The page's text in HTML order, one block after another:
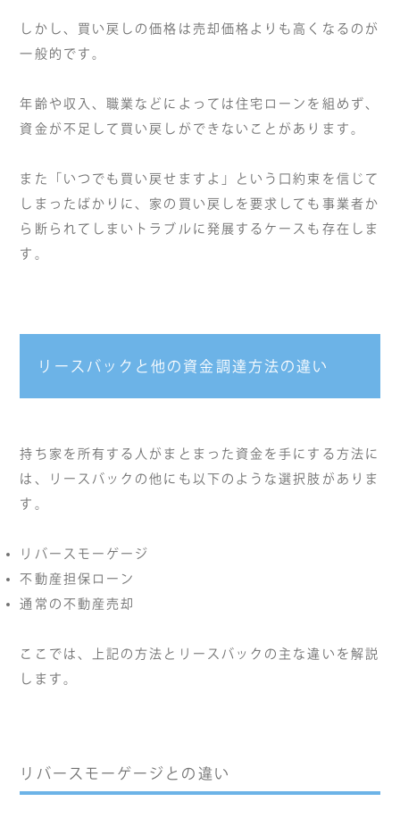
しかし、買い戻しの価格は売却価格よりも高くなるのが
一般的です。
年齢や収入、職業などによっては住宅ローンを組めず、
資金が不足して買い戻しができないことがあります。
また「いつでも買い戻せますよ」という口約束を信じて
しまったばかりに、家の買い戻しを要求しても事業者か
ら断られてしまいトラブルに発展するケースも存在しま
す。
リースバックと他の資金調達方法の違い
持ち家を所有する人がまとまった資金を手にする方法に
は、リースバックの他にも以下のような選択肢がありま
す。
リバースモーゲージ
不動産担保ローン
通常の不動産売却
ここでは、上記の方法とリースバックの主な違いを解説
します。
リバースモーゲージとの違い